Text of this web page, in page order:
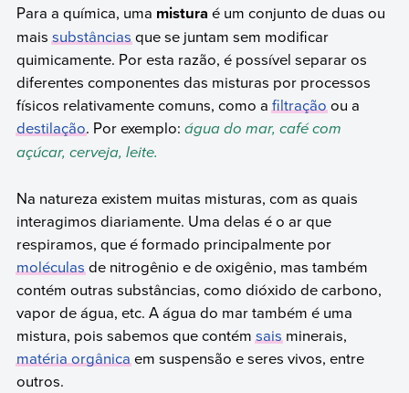
Para a química, uma mistura é um conjunto de duas ou
maissubstânciasque se juntam sem modificar
quimicamente. Por esta razão, é possível separar os
diferentes componentes das misturas por processos
físicos relativamente comuns, como afiltraçãoou a
destilação. Por exemplo: água do mar, café com
açúcar, cerveja, leite.
Na natureza existem muitas misturas, com as quais
interagimos diariamente. Uma delas é o ar que
respiramos, que é formado principalmente por
moléculasde nitrogênio e de oxigênio, mas também
contém outras substâncias, como dióxido de carbono,
vapor de água, etc. A água do mar também é uma
mistura, pois sabemos que contémsaisminerais,
matéria orgânicaem suspensão e seres vivos, entre
outros.